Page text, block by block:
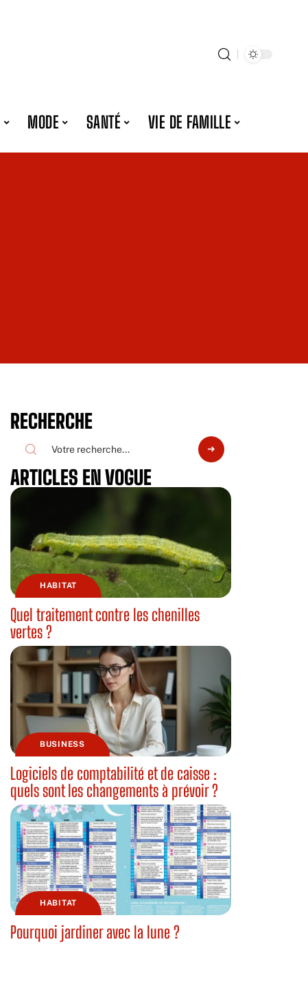
MODE SANTÉ VIE DE FAMILLE
RECHERCHE
ARTICLES EN VOGUE
HABITAT
Quel traitement contre les chenilles
vertes ?
BUSINESS
Logiciels de comptabilité et de caisse :
quels sont les changements à prévoir ?
HABITAT
Pourquoi jardiner avec la lune ?